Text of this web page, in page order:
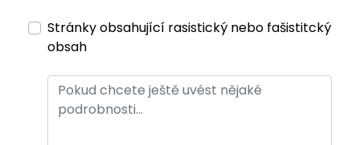
Stránky obsahující rasistický nebo fašistitcký
obsah